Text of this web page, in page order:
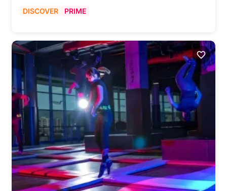
DISCOVER PRIME